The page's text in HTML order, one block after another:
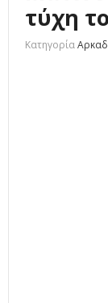
τύχη
Κατηγορία